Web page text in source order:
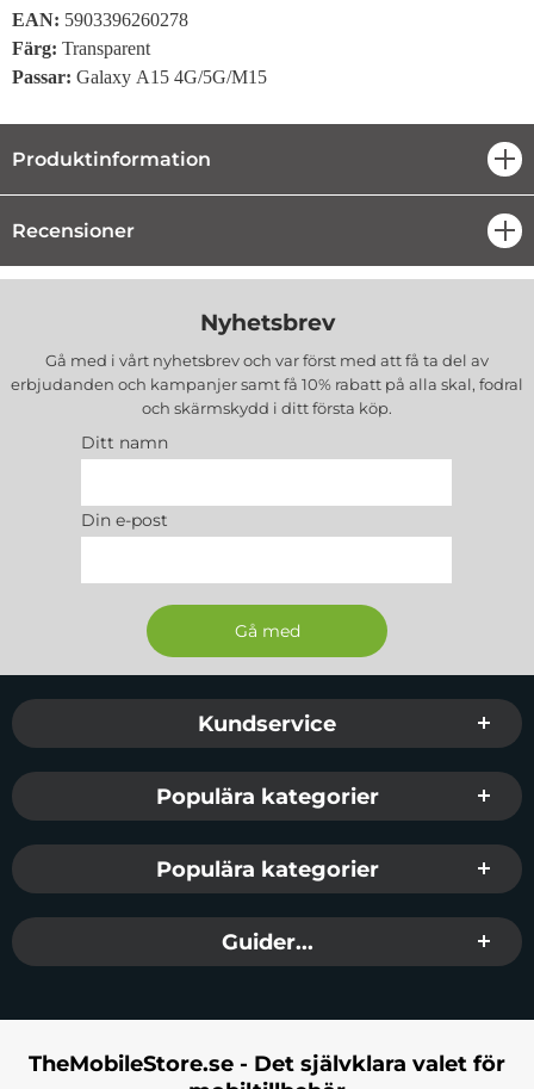
EAN: 5903396260278
Färg: Transparent
Passar: Galaxy A15 4G/5G/M15
Produktinformation
Recensioner
Nyhetsbrev
Gå med i vårt nyhetsbrev och var först med att få ta del av
erbjudanden och kampanjer samt få 10% rabatt på alla skal, fodral
och skärmskydd i ditt första köp.
Ditt namn
Din e-post
Sidfot Blandad info och länkar
Kundservice
Populära kategorier
Populära kategorier
Guider...
TheMobileStore.se - Det självklara valet för